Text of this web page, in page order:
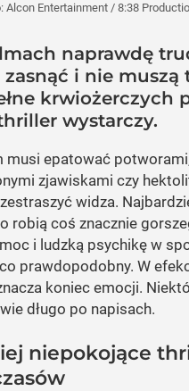
Alcon Entertainment / 8:38
naprawdę
i nie muszą
krwiożerczych
wystarczy.
musi epatować
zjawiskami czy
widza.
robią coś znacznie
i ludzką psychikę w
prawdopodobny. W
koniec emocji.
długo po napisach.
niepokojące